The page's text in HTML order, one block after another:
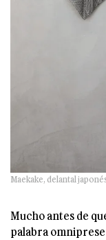
Maekake, delantal
Mucho antes de
palabra